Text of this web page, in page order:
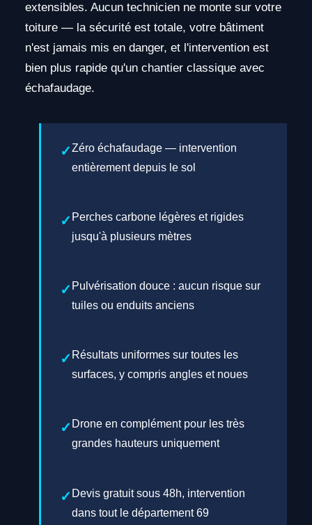
extensibles. Aucun technicien ne monte sur votre
toiture — la sécurité est totale, votre bâtiment
n'est jamais mis en danger, et l'intervention est
bien plus rapide qu'un chantier classique avec
échafaudage.
Zéro échafaudage — intervention
entièrement depuis le sol
Perches carbone légères et rigides
jusqu'à plusieurs mètres
Pulvérisation douce : aucun risque sur
tuiles ou enduits anciens
Résultats uniformes sur toutes les
surfaces, y compris angles et noues
Drone en complément pour les très
grandes hauteurs uniquement
Devis gratuit sous 48h, intervention
dans tout le département 69